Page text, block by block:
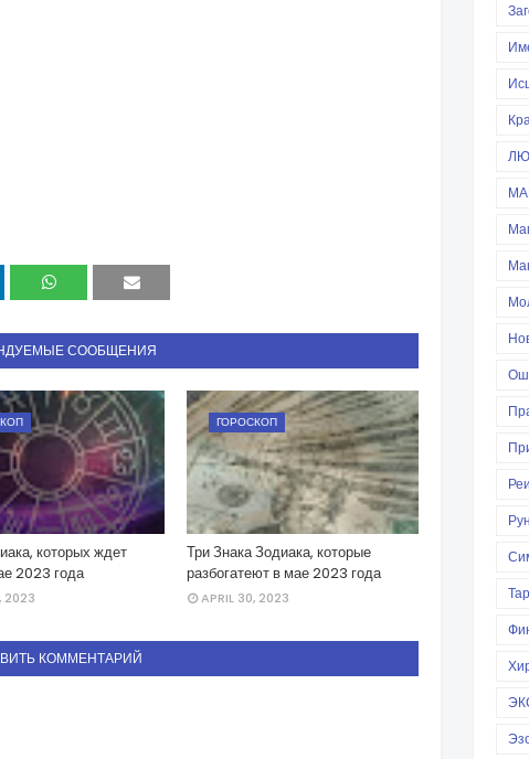
СООБЩЕНИЯ
которых ждет
2023 года
2023
ГОРОСКОП
Три Знака Зодиака, которые
разбогатеют в мае 2023 года
APRIL 30, 2023
КОММЕНТАРИЙ